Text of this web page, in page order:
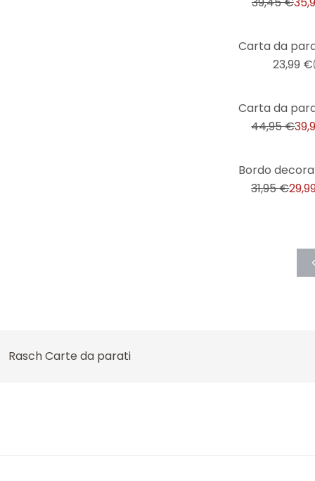
Tessuto
23,99 €(
44,95 €
31,95 €
Rasch Carte da parati